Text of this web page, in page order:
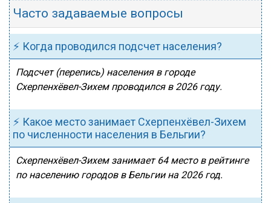
Часто задаваемые вопросы
⚡ Когда проводился подсчет населения?
Подсчет (перепись) населения в городе
Схерпенхёвел-Зихем проводился в 2026 году.
⚡ Какое место занимает Схерпенхёвел-Зихем
по численности населения в Бельгии?
Схерпенхёвел-Зихем занимает 64 место в рейтинге
по населению городов в Бельгии на 2026 год.